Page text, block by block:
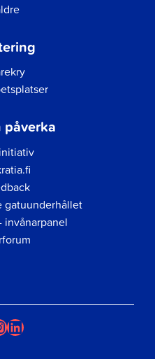
påverka
gatuunderhållet
invånarpanel
LinkedIn